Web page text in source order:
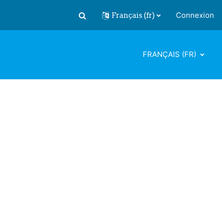
Activer/désactiver la saisie de
Français ‎(fr)‎ Connexion
FRANÇAIS ‎(FR)‎